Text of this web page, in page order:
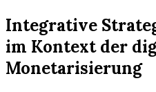
Integrative
im Kontext der
Monetarisierung